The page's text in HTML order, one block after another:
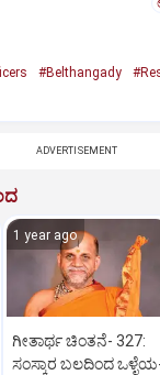
#Belthangady
ADVERTISEMENT
1 year ago
ಗೀತಾರ್ಥ ಚಿಂತನೆ- 327:
ಸಂಸ್ಕಾರ ಬಲದಿಂದ